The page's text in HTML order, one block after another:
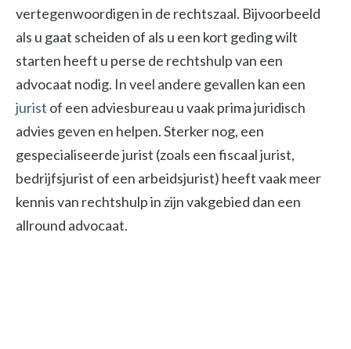
vertegenwoordigen in de rechtszaal. Bijvoorbeeld
als u gaat scheiden of als u een kort geding wilt
starten heeft u perse de rechtshulp van een
advocaat nodig. In veel andere gevallen kan een
jurist of een adviesbureau u vaak prima juridisch
advies geven en helpen. Sterker nog, een
gespecialiseerde jurist (zoals een fiscaal jurist,
bedrijfsjurist of een arbeidsjurist) heeft vaak meer
kennis van rechtshulp in zijn vakgebied dan een
allround advocaat.